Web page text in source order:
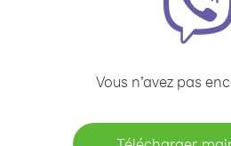
Vous n’avez pas